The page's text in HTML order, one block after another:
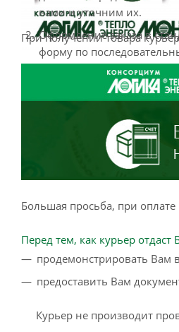
вами и уточним их.
Оформление заказа в
форму по
написать информацию,
При получении товара
Большая просьба, при
Перед тем, как курьер отдаст
продемонстрировать Вам
предоставить Вам
Курьер не производит